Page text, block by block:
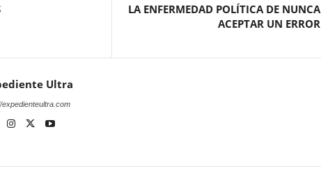
LA ENFERMEDAD POLÍTICA DE NUNCA
ACEPTAR UN ERROR
Ultra
expedienteultra.com